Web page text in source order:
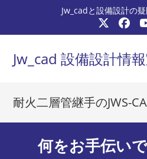
テ
ッ
Jw_cadと設備設計の
Jw_cad 設備設計情
耐火二層管継手のJWS-
何をお手伝い